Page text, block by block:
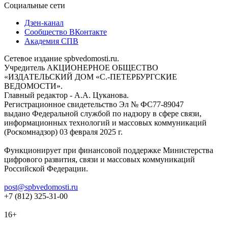
Социальные сети
Дзен-канал
Сообщество ВКонтакте
Академия СПВ
Сетевое издание spbvedomosti.ru.
Учредитель АКЦИОНЕРНОЕ ОБЩЕСТВО
«ИЗДАТЕЛЬСКИЙ ДОМ «С.-ПЕТЕРБУРГСКИЕ
ВЕДОМОСТИ».
Главный редактор - А.А. Цуканова.
Регистрационное свидетельство Эл № ФС77-89047
выдано Федеральной службой по надзору в сфере связи,
информационных технологий и массовых коммуникаций
(Роскомнадзор) 03 февраля 2025 г.
Функционирует при финансовой поддержке Министерства
цифрового развития, связи и массовых коммуникаций
Российской Федерации.
post@spbvedomosti.ru
+7 (812) 325-31-00
16+